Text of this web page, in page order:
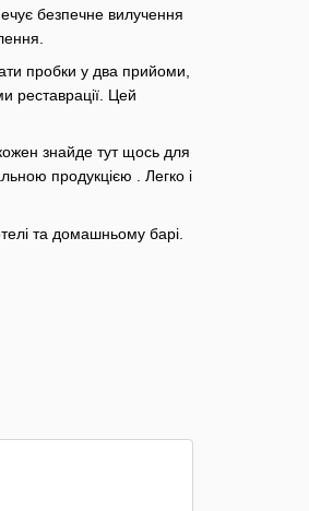
безпечне вилучення
пробки у два прийоми,
реставрації. Цей
знайде тут щось для
продукцією . Легко і
та домашньому барі.